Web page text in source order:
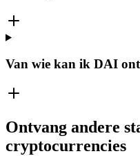
Van wie kan ik DAI
Ontvang andere
cryptocurrencies